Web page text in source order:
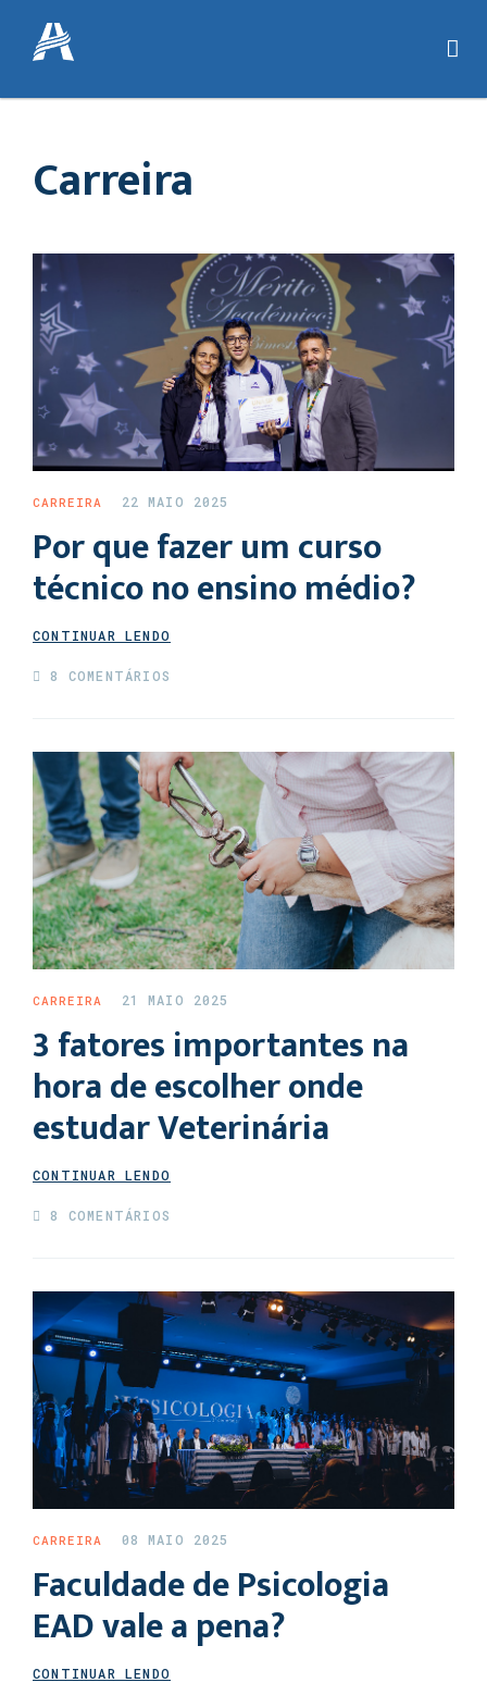
Carreira
CARREIRA 22 MAIO 2025
Por que fazer um curso
técnico no ensino médio?
CONTINUAR LENDO
8 COMENTÁRIOS
CARREIRA 21 MAIO 2025
3 fatores importantes na
hora de escolher onde
estudar Veterinária
CONTINUAR LENDO
8 COMENTÁRIOS
CARREIRA 08 MAIO 2025
Faculdade de Psicologia
EAD vale a pena?
CONTINUAR LENDO